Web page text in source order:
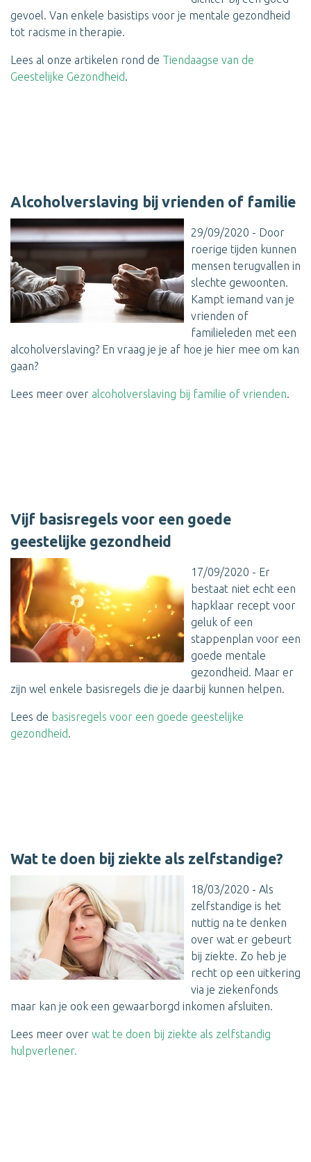
gevoel. Van enkele basistips voor je mentale gezondheid
tot racisme in therapie.
Lees al onze artikelen rond de Tiendaagse van de
Geestelijke Gezondheid.
Alcoholverslaving bij vrienden of familie
29/09/2020 - Door
roerige tijden kunnen
mensen terugvallen in
slechte gewoonten.
Kampt iemand van je
vrienden of
familieleden met een
alcoholverslaving? En vraag je je af hoe je hier mee om kan
gaan?
Lees meer over alcoholverslaving bij familie of vrienden.
Vijf basisregels voor een goede
geestelijke gezondheid
17/09/2020 - Er
bestaat niet echt een
hapklaar recept voor
geluk of een
stappenplan voor een
goede mentale
gezondheid. Maar er
zijn wel enkele basisregels die je daarbij kunnen helpen.
Lees de basisregels voor een goede geestelijke
gezondheid.
Wat te doen bij ziekte als zelfstandige?
18/03/2020 - Als
zelfstandige is het
nuttig na te denken
over wat er gebeurt
bij ziekte. Zo heb je
recht op een uitkering
via je ziekenfonds
maar kan je ook een gewaarborgd inkomen afsluiten.
Lees meer over wat te doen bij ziekte als zelfstandig
hulpverlener.